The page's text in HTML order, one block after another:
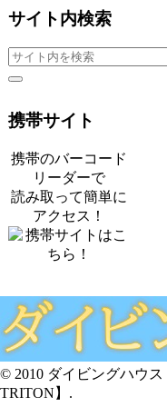
サイト内検索
携帯サイト
携帯のバーコード
リーダーで
読み取って簡単に
アクセス！
© 2010 ダイビングハウ
TRITON】.